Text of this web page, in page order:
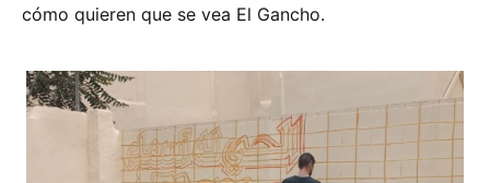
cómo quieren que se vea El Gancho.